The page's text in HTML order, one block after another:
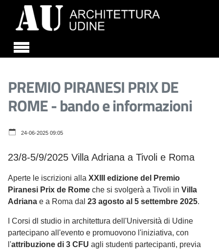
PREMIO PIRANESI PRIX DE
ROME - bando e informazioni
24-06-2025 09:05
23/8-5/9/2025 Villa Adriana a Tivoli e Roma
Aperte le iscrizioni alla XXIII edizione del Premio
Piranesi Prix de Rome che si svolgerà a Tivoli in Villa
Adriana e a Roma dal 23 agosto al 5 settembre 2025.
I Corsi dl studio in architettura dell'Università di Udine
partecipano all'evento e promuovono l'iniziativa, con
l'attribuzione di 3 CFU agli studenti partecipanti, previa